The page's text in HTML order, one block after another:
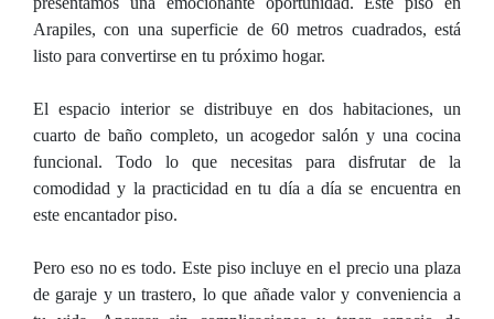
Arapiles, con una superficie de 60 metros cuadrados, está
listo para convertirse en tu próximo hogar.
El espacio interior se distribuye en dos habitaciones, un
cuarto de baño completo, un acogedor salón y una cocina
funcional. Todo lo que necesitas para disfrutar de la
comodidad y la practicidad en tu día a día se encuentra en
este encantador piso.
Pero eso no es todo. Este piso incluye en el precio una plaza
de garaje y un trastero, lo que añade valor y conveniencia a